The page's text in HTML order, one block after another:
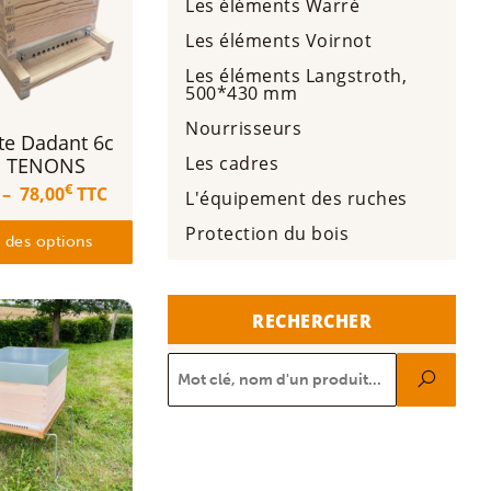
Dadant 6c
TENONS
– 78,00€Plage
de
prix :
69,00€
à
TTC
des options
Ce
produit
plusieurs
variations.
Les
options
peuvent
être
choisies
du
produit
Les éléments Warré
Les éléments Voirnot
Les éléments Langstroth,
500*430 mm
Nourrisseurs
Les cadres
L'équipement des ruches
Protection du bois
RECHERCHER